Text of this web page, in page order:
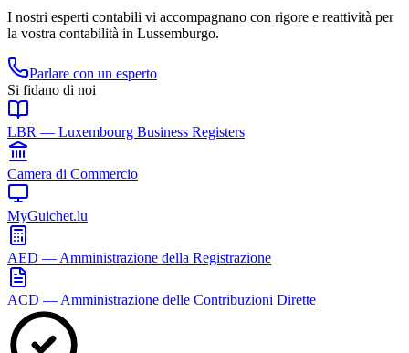
I nostri esperti contabili vi accompagnano con rigore e reattività per
la vostra contabilità in Lussemburgo.
Parlare con un esperto
Si fidano di noi
LBR — Luxembourg Business Registers
Camera di Commercio
MyGuichet.lu
AED — Amministrazione della Registrazione
ACD — Amministrazione delle Contribuzioni Dirette